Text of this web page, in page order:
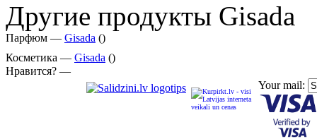
Другие продукты Gisada
Парфюм — Gisada ()
Косметика — Gisada ()
Нравится? —
Your mail: